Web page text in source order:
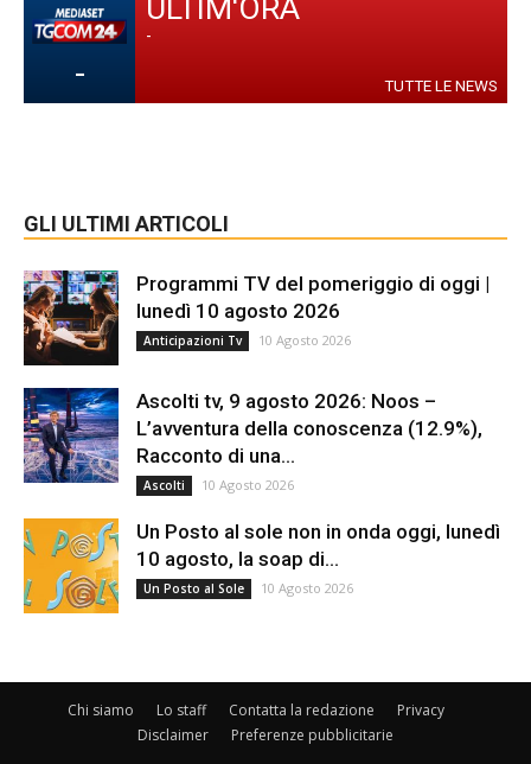
-
ULTIM'ORA
-
TUTTE LE NEWS
GLI ULTIMI ARTICOLI
Programmi TV del pomeriggio di oggi |
lunedì 10 agosto 2026
Anticipazioni Tv 10 Agosto 2026
Ascolti tv, 9 agosto 2026: Noos –
L’avventura della conoscenza (12.9%),
Racconto di una...
Ascolti 10 Agosto 2026
Un Posto al sole non in onda oggi, lunedì
10 agosto, la soap di...
Un Posto al Sole 10 Agosto 2026
Chi siamo Lo staff Contatta la redazione
Privacy
Disclaimer
Preferenze pubblicitarie